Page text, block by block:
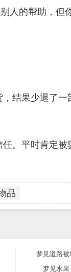
人的帮助，但
结果少退了
。平时肯定
品
梦见道路被
梦见水果